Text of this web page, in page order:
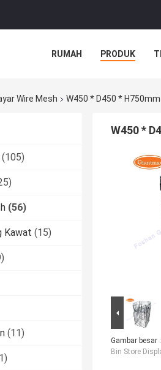
RUMAH PRODUK
Wire Mesh W450 * D450 *
(105)
(56)
Kawat (15)
(11)
W450 *
Gambar besar :
Bin Store